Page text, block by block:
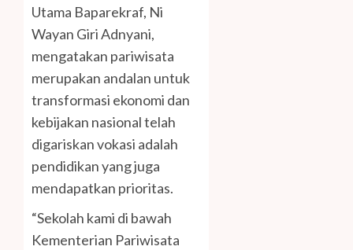
Utama Baparekraf, Ni
Wayan Giri Adnyani,
mengatakan pariwisata
merupakan andalan untuk
transformasi ekonomi dan
kebijakan nasional telah
digariskan vokasi adalah
pendidikan yang juga
mendapatkan prioritas.
“Sekolah kami di bawah
Kementerian Pariwisata